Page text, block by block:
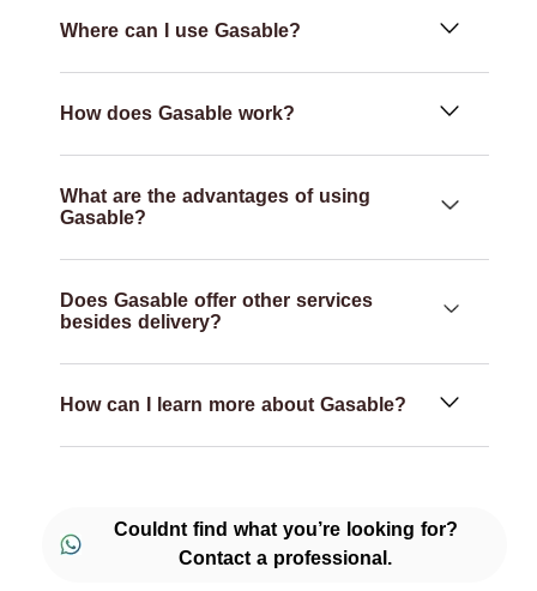
Where can I use Gasable?
How does Gasable work?
What are the advantages of using
Gasable?
Does Gasable offer other services
besides delivery?
How can I learn more about Gasable?
Couldnt find what you’re looking for?
Contact a professional.